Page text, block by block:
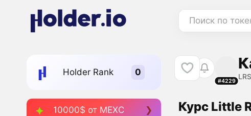
Поиск по
Holder Rank
10000$ от MEXC
#4229
Курс Little